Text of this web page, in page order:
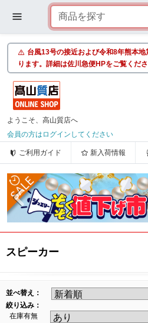
台風13号の接近および令和8年熊本
ります。詳細は佐川急便HPをご覧くだ
ようこそ、高山質店へ
会員の方はログインしてください
ご利用ガイド 新入荷情報
スピーカー
並べ替え：
絞り込み：
在庫有無